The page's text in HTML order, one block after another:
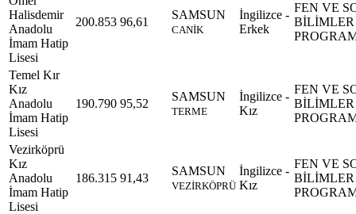
Halisdemir
Anadolu
İmam Hatip
Lisesi
200.853 96,61
SAMSUN
CANİK
İngilizce -
Erkek
FEN VE
BİLİMLER
Temel Kır
Kız
Anadolu
İmam Hatip
Lisesi
190.790 95,52
SAMSUN
TERME
İngilizce -
Kız
FEN VE
BİLİMLER
Vezirköprü
Kız
Anadolu
İmam Hatip
Lisesi
186.315 91,43
SAMSUN
VEZİRKÖPRÜ
İngilizce -
Kız
FEN VE
BİLİMLER